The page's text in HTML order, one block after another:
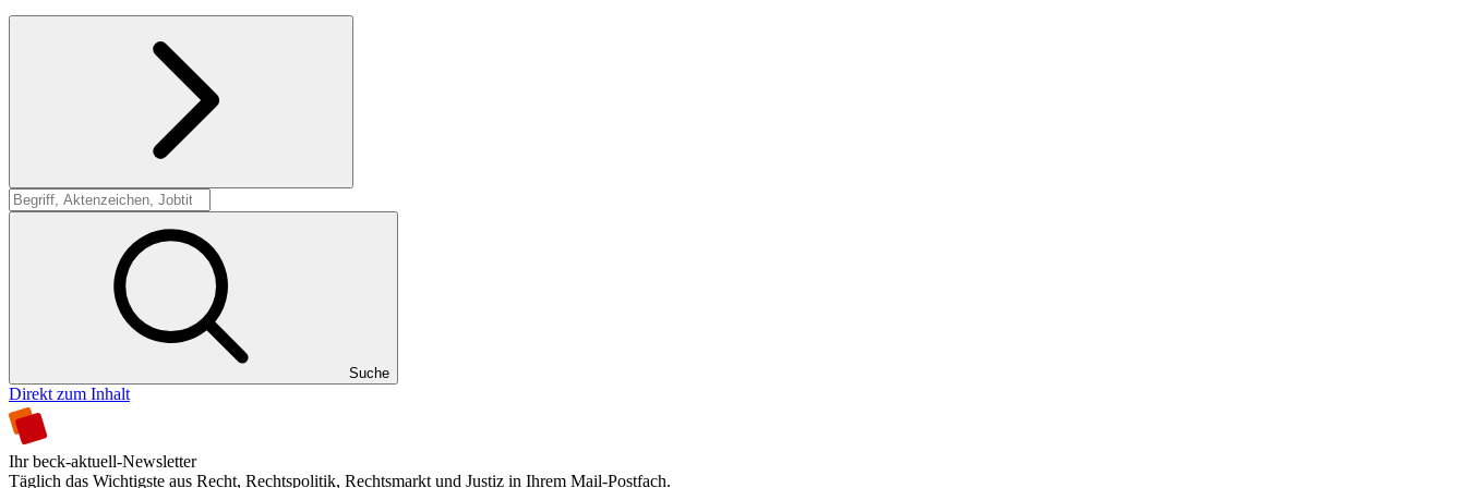
Suche
Suche
Direkt zum Inhalt
Ihr beck-aktuell-Newsletter
Täglich das Wichtigste aus Recht, Rechtspolitik, Rechtsmarkt und Justiz in Ihrem Mail-Postfach.